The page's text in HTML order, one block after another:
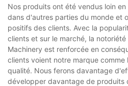
Nos produits ont été vendus loin
dans d'autres parties du monde et
positifs des clients. Avec la
clients et sur le marché, la
Machinery est renforcée en
clients voient notre marque
qualité. Nous ferons davantage
développer davantage de produits